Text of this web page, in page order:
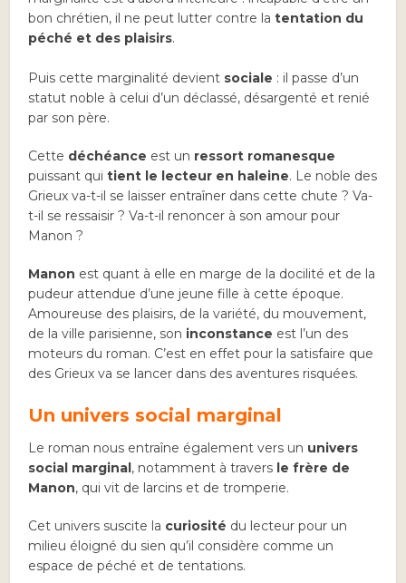
bon chrétien, il ne peut lutter contre latentation du
péché et des plaisirs.
Puis cette marginalité devient sociale : il passe d’un
statut noble à celui d’un déclassé, désargenté et renié
par son père.
Cette déchéance est un ressort romanesque
puissant quitient le lecteur en haleine. Le noble des
Grieux va-t-il se laisser entraîner dans cette chute ? Va-
t-il se ressaisir ? Va-t-il renoncer à son amour pour
Manon ?
Manon est quant à elle en marge de la docilité et de la
pudeur attendue d’une jeune fille à cette époque.
Amoureuse des plaisirs, de la variété, du mouvement,
de la ville parisienne, son inconstance est l’un des
moteurs du roman. C’est en effet pour la satisfaire que
des Grieux va se lancer dans des aventures risquées.
Un univers social marginal
Le roman nous entraîne également vers un univers
social marginal, notamment à travers le frère de
Manon, qui vit de larcins et de tromperie.
Cet univers suscite la curiosité du lecteur pour un
milieu éloigné du sien qu’il considère comme un
espace de péché et de tentations.